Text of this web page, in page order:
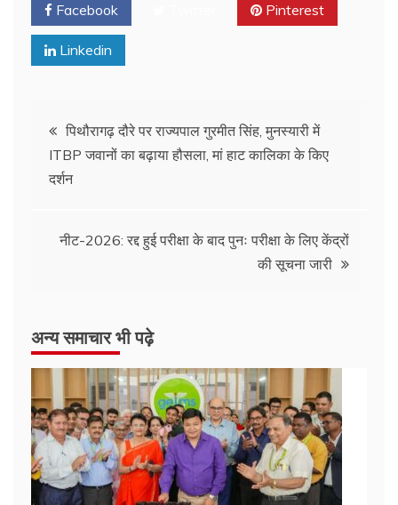
Facebook Pinterest
Linkedin
Post
navigation
पिथौरागढ़ दौरे पर राज्यपाल गुरमीत सिंह, मुनस्यारी में
ITBP जवानों का बढ़ाया हौसला, मां हाट कालिका के किए
दर्शन
नीट-2026: रद्द हुई परीक्षा के बाद पुनः परीक्षा के लिए केंद्रों
की सूचना जारी
अन्य समाचार भी पढ़े